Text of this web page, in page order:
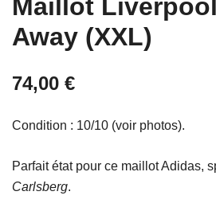
Maillot
Away (XXL)
74,00 €
Condition : 10/10 (voir photos).
Parfait état pour ce maillot Adidas,
Carlsberg.